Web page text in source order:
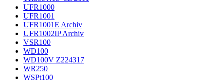
UFR1000
UFR1001
UFR1001E Archiv
UFR1002IP Archiv
VSR100
WD100
WD100V Z224317
WR250
WSPt100